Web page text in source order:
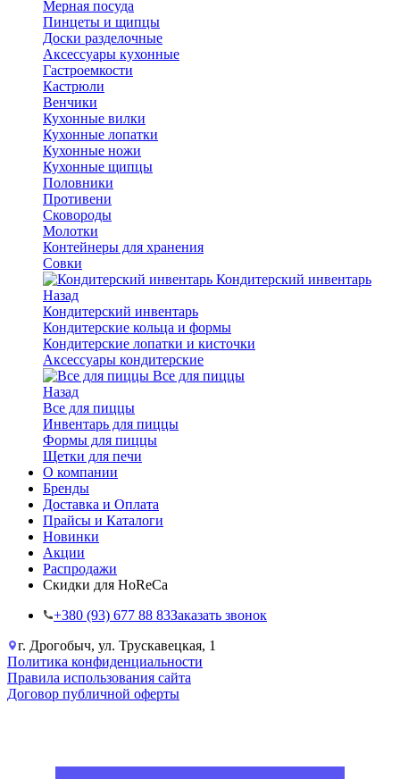
Мерная посуда
Пинцеты и щипцы
Доски разделочные
Аксессуары кухонные
Гастроемкости
Кастрюли
Венчики
Кухонные вилки
Кухонные лопатки
Кухонные ножи
Кухонные щипцы
Половники
Противени
Сковороды
Молотки
Контейнеры для хранения
Совки
Кондитерский инвентарь
Назад
Кондитерский инвентарь
Кондитерские кольца и формы
Кондитерские лопатки и кисточки
Аксессуары кондитерские
Все для пиццы
Назад
Все для пиццы
Инвентарь для пиццы
Формы для пиццы
Щетки для печи
О компании
Бренды
Доставка и Оплата
Прайсы и Каталоги
Новинки
Акции
Распродажи
Скидки для HoReCa
+38‎0 (93) 677 88 83Заказать звонок
г. Дрогобыч, ул. Трускавецкая, 1
Политика конфиденциальности
Правила использования сайта
Договор публичной оферты